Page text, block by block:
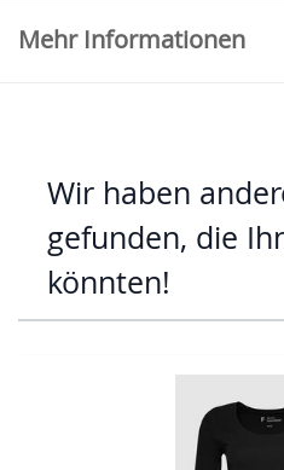
Mehr Informationen
Wir haben
gefunden, die
könnten!